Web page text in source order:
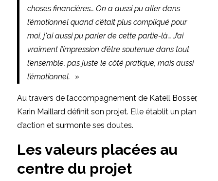
choses financières… On a aussi pu aller dans
l’émotionnel quand c’était plus compliqué pour
moi, j'ai aussi pu parler de cette partie-là… J’ai
vraiment l’impression d’être soutenue dans tout
l’ensemble, pas juste le côté pratique, mais aussi
l’émotionnel. »
Au travers de l’accompagnement de Katell Bosser,
Karin Maillard définit son projet. Elle établit un plan
d’action et surmonte ses doutes.
Les valeurs placées au
centre du projet